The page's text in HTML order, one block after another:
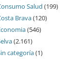
Salud (199)
Brava(120)
(546)
(2.161)
categoría(1)